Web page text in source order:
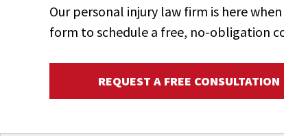
Our personal injury law firm is here
form to schedule a free, no-obligation
REQUEST A FREE CONSULTATION